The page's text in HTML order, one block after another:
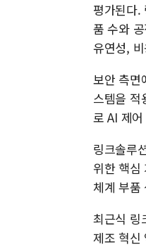
평가된다.
품 수와
유연성,
보안 측면
스템을 적
로 AI 제
링크솔루
위한 핵심
체계 부품
최근식 링
제조 혁신